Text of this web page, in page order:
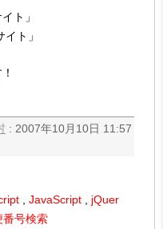
ト」
ト」
: 2007年10月10日 11:57
JavaScript
jQuer
番号検索